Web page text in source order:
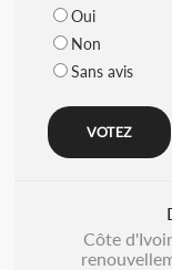
Oui
Non
Sans avis
Côte